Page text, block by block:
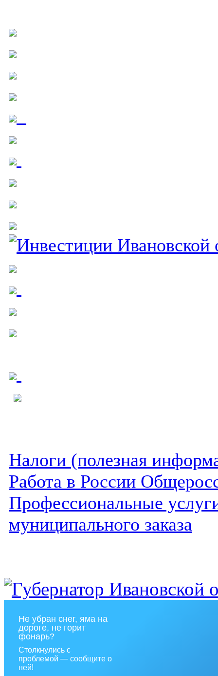
Налоги (полезная
Работа в России
Профессиональные
муниципального заказа
Не убран снег, яма на
дороге, не горит
фонарь?
Столкнулись с
проблемой — сообщите о
ней!